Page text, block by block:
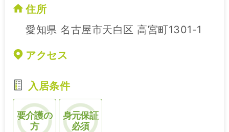
住所
愛知県 名古屋市天白区 高宮町1301-1
アクセス
入居条件
要介護の
方
身元保証
必須